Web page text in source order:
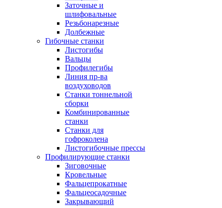
Заточные и
шлифовальные
Резьбонарезные
Долбежные
Гибочные станки
Листогибы
Вальцы
Профилегибы
Линия пр-ва
воздуховодов
Станки тоннельной
сборки
Комбинированные
станки
Станки для
гофроколена
Листогибочные прессы
Профилирующие станки
Зиговочные
Кровельные
Фальцепрокатные
Фальцеосадочные
Закрывающий